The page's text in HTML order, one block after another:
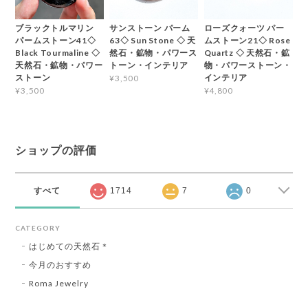
ブラックトルマリン
パームストーン41◇
Black Tourmaline ◇
天然石・鉱物・パワー
ストーン
¥3,500
サンストーン パーム
63◇ Sun Stone ◇ 天
然石・鉱物・パワース
トーン・インテリア
¥3,500
ローズクォーツ パー
ムストーン21◇ Rose
Quartz ◇ 天然石・鉱
物・パワーストーン・
インテリア
¥4,800
ショップの評価
すべて 1714 7 0
CATEGORY
はじめての天然石＊
今月のおすすめ
Roma Jewelry